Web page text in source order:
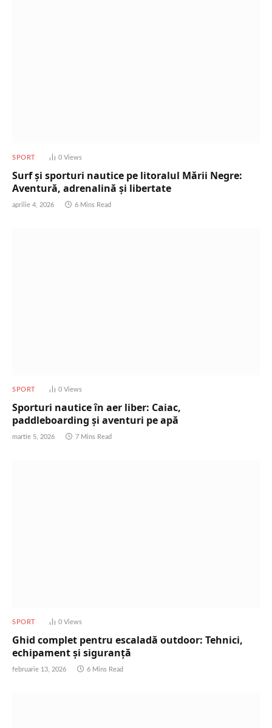
SPORT 0 Views
Surf și sporturi nautice pe litoralul Mării Negre:
Aventură, adrenalină și libertate
aprilie 4, 2026 6 Mins Read
SPORT 0 Views
Sporturi nautice în aer liber: Caiac,
paddleboarding și aventuri pe apă
martie 5, 2026 7 Mins Read
SPORT 0 Views
Ghid complet pentru escaladă outdoor: Tehnici,
echipament și siguranță
februarie 13, 2026 6 Mins Read